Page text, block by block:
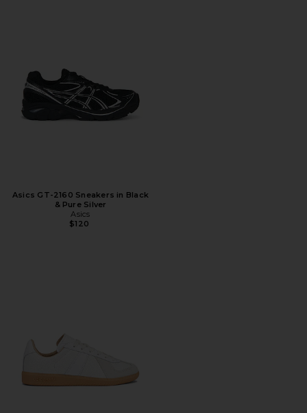
Asics GT-2160 Sneakers in Black
& Pure Silver
Asics
$120